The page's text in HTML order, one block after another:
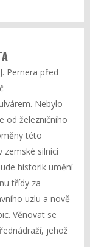
Pernera před
Nebylo
od železničního
této
silnici
historik umění
třídy za
uzlu a nově
Věnovat se
jehož